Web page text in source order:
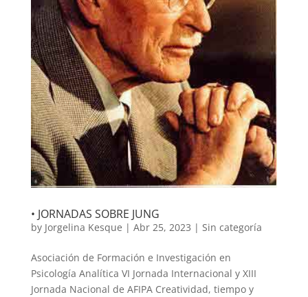
• JORNADAS SOBRE JUNG
by Jorgelina Kesque | Abr 25, 2023 | Sin categoría
Asociación de Formación e Investigación en
Psicología Analítica VI Jornada Internacional y XIII
Jornada Nacional de AFIPA Creatividad, tiempo y